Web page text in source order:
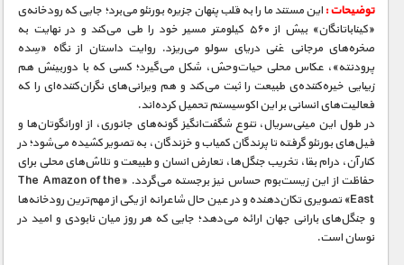
توضیحات :این مستند ما را به قلب پنهان جزیره بورنئو می‌برد؛ جایی که رودخانه‌ی
«کیناباتانگان» بیش از ۵۶۰ کیلومتر مسیر خود را طی می‌کند و در نهایت به
صخره‌های مرجانی غنی دریای سولو می‌ریزد. روایت داستان از نگاه «سِده
پرودنته»، عکاس محلی حیات‌وحش، شکل می‌گیرد؛ کسی که با دوربینش هم
زیبایی خیره‌کننده‌ی طبیعت را ثبت می‌کند و هم ویرانی‌های نگران‌کننده‌ای را که
فعالیت‌های انسانی بر این اکوسیستم تحمیل کرده‌اند.
در طول این مینی‌سریال، تنوع شگفت‌انگیز گونه‌های جانوری، از اورانگوتان‌ها و
فیل‌های بورنئو گرفته تا پرندگان کمیاب و خزندگان، به تصویر کشیده می‌شود؛ در
کنار آن، درام بقا، تخریب جنگل‌ها، تعارض انسان و طبیعت و تلاش‌های محلی برای
حفاظت از این زیست‌بوم حساس نیز برجسته می‌گردد. «The Amazon of the
East» تصویری تکان‌دهنده و در عین حال شاعرانه از یکی از مهم‌ترین رودخانه‌ها
و جنگل‌های بارانی جهان ارائه می‌دهد؛ جایی که هر روز میان نابودی و امید در
نوسان است.